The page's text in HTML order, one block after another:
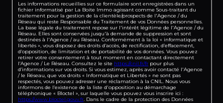
Les informations recueillies sur ce formulaire sont enregistrées dans un
fichier informatisé par La Boite Immo agissant comme Sous-traitant du
traitement pour la gestion de la clientèle/prospects de l'Agence / du
Réseau qui reste Responsable du Traitement de vos Données personnelles.
La base légale du traitement repose sur l'intérêt légitime de l'Agence / du
Réseau. Elles sont conservées jusqu'à demande de suppression et sont
destinées à l'Agence / au Réseau. Conformément à la loi « informatique et
libertés », vous disposez des droits d’accès, de rectification, d’effacement,
d’opposition, de limitation et de portabilité de vos données. Vous pouvez
retirer votre consentement à tout moment en contactant directement
l’Agence / Le Réseau. Consultez le site https://cnil.fr/fr pour plus
d’informations sur vos droits. Si vous estimez, après avoir contacté l'Agence
/ le Réseau, que vos droits « Informatique et Libertés » ne sont pas
respectés, vous pouvez adresser une réclamation à la CNIL. Nous vous
informons de l’existence de la liste d'opposition au démarchage
téléphonique « Bloctel », sur laquelle vous pouvez vous inscrire ici :
https://www.bloctel.gouv.fr. Dans le cadre de la protection des Données